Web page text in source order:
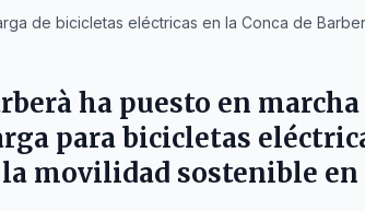
de bicicletas eléctricas en la Conca de
ha puesto en
para bicicletas
movilidad sostenible en